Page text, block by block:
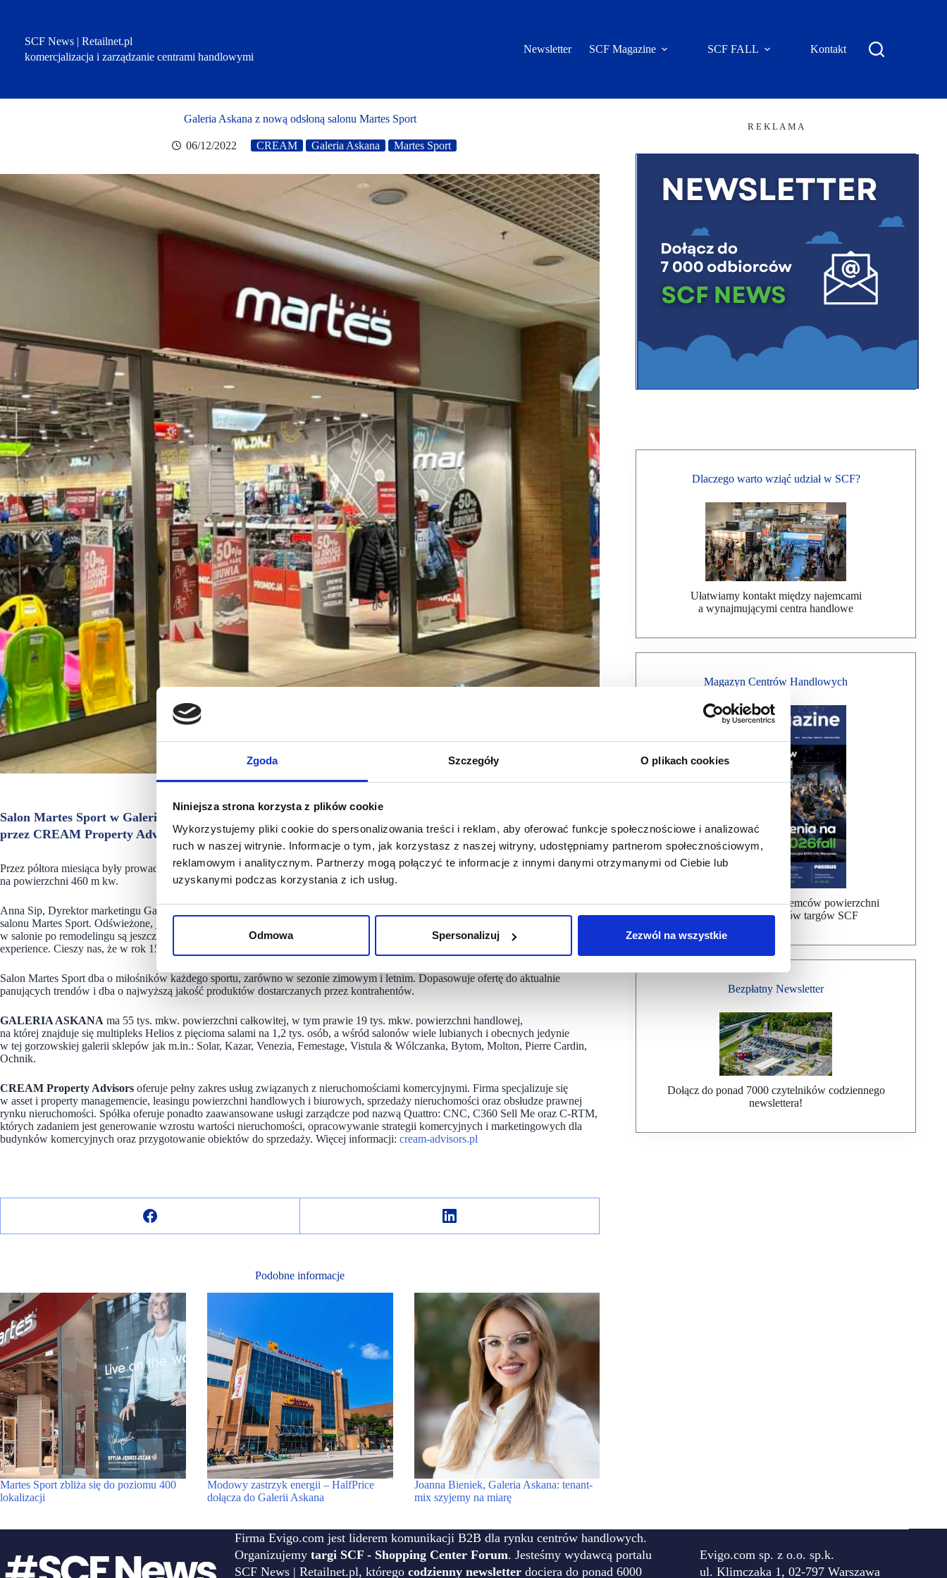
Zgoda Szczegóły O plikach cookies
Niniejsza strona korzysta z plików cookie
Wykorzystujemy pliki cookie do spersonalizowania treści i reklam, aby oferować funkcje społecznościowe i analizować
ruch w naszej witrynie. Informacje o tym, jak korzystasz z naszej witryny, udostępniamy partnerom społecznościowym,
reklamowym i analitycznym. Partnerzy mogą połączyć te informacje z innymi danymi otrzymanymi od Ciebie lub
uzyskanymi podczas korzystania z ich usług.
Odmowa Spersonalizuj Zezwól na wszystkie
SCF News | Retailnet.pl
komercjalizacja i zarządzanie centrami handlowymi
Newsletter SCF Magazine SCF FALL Kontakt
Galeria Askana z nową odsłoną salonu Martes Sport
06/12/2022 CREAM Galeria Askana Martes Sport
Salon Martes Sport w Galerii Askana w Gorzowie Wielkopolskim otworzył się w nowej odsłonie. Zarządzana
przez CREAM Property Advisors Askana obchodzi w tym roku swoje 15. Urodziny.
Przez półtora miesiąca były prowadzone gruntowne prace modernizacyjne lokalu Martes Sport zlokalizowanego na parterze,
na powierzchni 460 m kw.
Anna Sip, Dyrektor marketingu Galerii Askana podkreśla „Cieszy nas nowa, bardziej atrakcyjna dla klientów powierzchnia handlowa
salonu Martes Sport. Odświeżone, jaśniejsze wnętrza, nowy system identyfikacji wizualnej, bogactwo asortymentu sprawia, że zakupy
w salonie po remodelingu są jeszcze bardziej komfortowe. W końcu to jeden z elementów, który ma wpływ na pozytywny customer
experience. Cieszy nas, że w rok 15-tych urodzin Galerii Askana salon Martes Sport zaprezentował nowe wnętrze.”
Salon Martes Sport dba o miłośników każdego sportu, zarówno w sezonie zimowym i letnim. Dopasowuje ofertę do aktualnie
panujących trendów i dba o najwyższą jakość produktów dostarczanych przez kontrahentów.
GALERIA ASKANA ma 55 tys. mkw. powierzchni całkowitej, w tym prawie 19 tys. mkw. powierzchni handlowej,
na której znajduje się multipleks Helios z pięcioma salami na 1,2 tys. osób, a wśród salonów wiele lubianych i obecnych jedynie
w tej gorzowskiej galerii sklepów jak m.in.: Solar, Kazar, Venezia, Femestage, Vistula & Wólczanka, Bytom, Molton, Pierre Cardin,
Ochnik.
CREAM Property Advisors oferuje pełny zakres usług związanych z nieruchomościami komercyjnymi. Firma specjalizuje się
w asset i property managemencie, leasingu powierzchni handlowych i biurowych, sprzedaży nieruchomości oraz obsłudze prawnej
rynku nieruchomości. Spółka oferuje ponadto zaawansowane usługi zarządcze pod nazwą Quattro: CNC, C360 Sell Me oraz C-RTM,
których zadaniem jest generowanie wzrostu wartości nieruchomości, opracowywanie strategii komercyjnych i marketingowych dla
budynków komercyjnych oraz przygotowanie obiektów do sprzedaży. Więcej informacji: cream-advisors.pl
Podobne informacje
Martes Sport zbliża się do poziomu 400
lokalizacji
Modowy zastrzyk energii – HalfPrice
dołącza do Galerii Askana
Joanna Bieniek, Galeria Askana: tenant-
mix szyjemy na miarę
R E K L A M A
Dlaczego warto wziąć udział w SCF?
Ułatwiamy kontakt między najemcami
a wynajmującymi centra handlowe
Magazyn Centrów Handlowych
Bezpłatna wysyłka dla najemców powierzchni
handlowej, uczestników targów SCF
Bezpłatny Newsletter
Dołącz do ponad 7000 czytelników codziennego
newslettera!
Firma Evigo.com jest liderem komunikacji B2B dla rynku centrów handlowych.
Organizujemy targi SCF - Shopping Center Forum. Jesteśmy wydawcą portalu
SCF News | Retailnet.pl, którego codzienny newsletter dociera do ponad 6000
Evigo.com sp. z o.o. sp.k.
ul. Klimczaka 1, 02-797 Warszawa